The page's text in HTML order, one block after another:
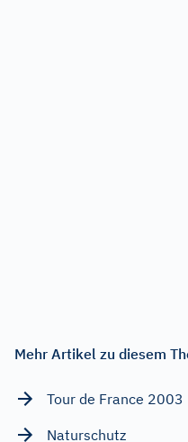
Mehr Artikel zu diesem
Tour de France 2003
Naturschutz